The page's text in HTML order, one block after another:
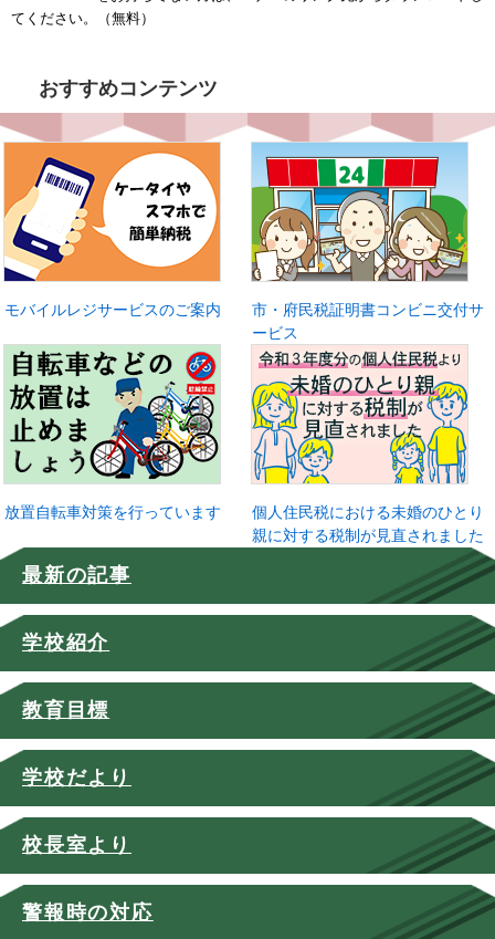
最新の記事
学校紹介
教育目標
学校だより
校長室より
警報時の対応
てください。（無料）
おすすめコンテンツ
モバイルレジサービスのご案内
市・府民税証明書コンビニ交付サ
ービス
放置自転車対策を行っています
個人住民税における未婚のひとり
親に対する税制が見直されました